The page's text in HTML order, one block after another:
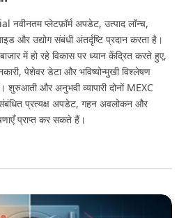
नवीनतम प्लेटफ़ॉर्म अपडेट, उत्पाद लॉन्च,
और उद्योग संबंधी अंतर्दृष्टि प्रदान करता है।
में हो रहे विकास पर ध्यान केंद्रित करते हुए,
पेशेवर डेटा और भविष्योन्मुखी विश्लेषण
शुरुआती और अनुभवी व्यापारी दोनों MEXC
प्रत्यक्ष अपडेट, गहन अवलोकन और
प्राप्त कर सकते हैं।